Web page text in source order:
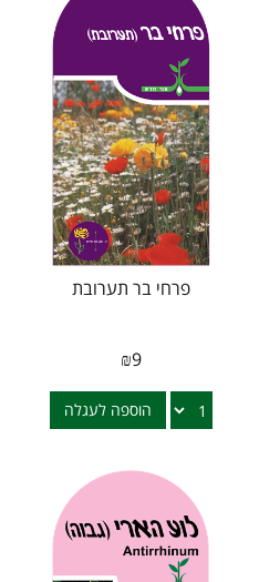
פרחי בר תערובת
₪9
הוספה לעגלה